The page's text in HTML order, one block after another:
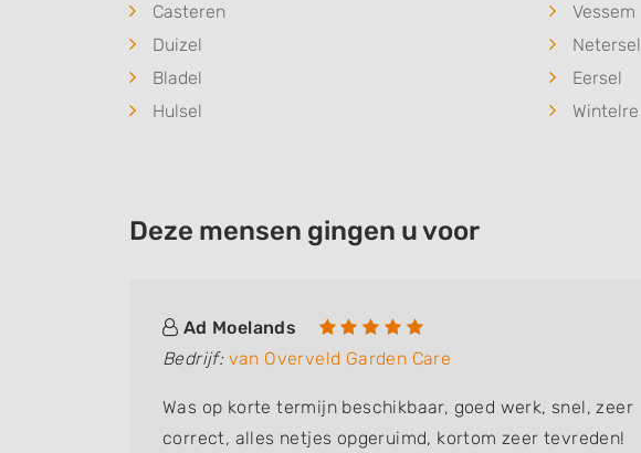
Casteren Vessem
Duizel
Netersel
Bladel
Eersel
Hulsel
Wintelre
Deze mensen gingen u voor
Ad Moelands
Bedrijf: van Overveld Garden Care
Was op korte termijn beschikbaar, goed werk, snel, zeer
correct, alles netjes opgeruimd, kortom zeer tevreden!